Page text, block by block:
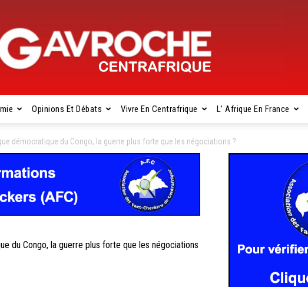
Centrafrique
Opinions Et Débats Vivre En Centrafrique L’ Afrique En France
démocratique du Congo, la guerre plus forte que les négociations ?
du Congo, la guerre plus forte que les négociations